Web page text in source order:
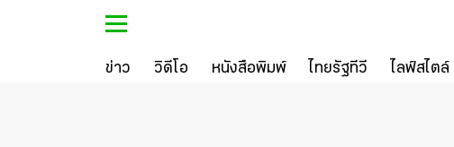
ข่าว วิดีโอ หนังสือพิมพ์ ไทยรัฐทีวี ไลฟ์สไตล์